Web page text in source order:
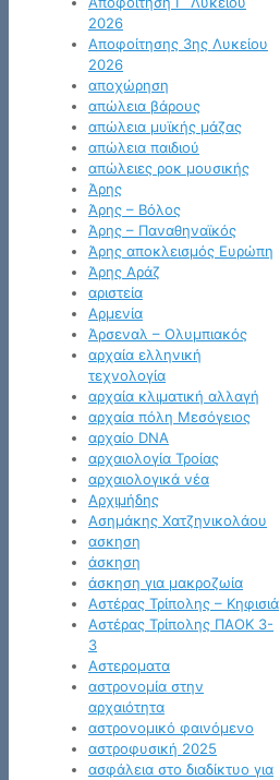
2026
Αποφοίτησης 3ης Λυκείου
2026
αποχώρηση
απώλεια βάρους
απώλεια μυϊκής μάζας
απώλεια παιδιού
απώλειες ροκ μουσικής
Άρης
Άρης – Βόλος
Άρης – Παναθηναϊκός
Άρης αποκλεισμός Ευρώπη
Άρης Αράζ
αριστεία
Αρμενία
Άρσεναλ – Ολυμπιακός
αρχαία ελληνική
τεχνολογία
αρχαία κλιματική αλλαγή
αρχαία πόλη Μεσόγειος
αρχαίο DNA
αρχαιολογία Τροίας
αρχαιολογικά νέα
Αρχιμήδης
Ασημάκης Χατζηνικολάου
ασκηση
άσκηση
άσκηση για μακροζωία
Αστέρας Τρίπολης – Κηφισιά
Αστέρας Τρίπολης ΠΑΟΚ 3-
3
Αστεροματα
αστρονομία στην
αρχαιότητα
αστρονομικό φαινόμενο
αστροφυσική 2025
ασφάλεια στο διαδίκτυο για